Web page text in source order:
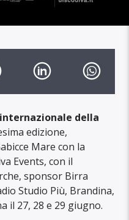
della
edizione,
Mare con la
Events, con il
sponsor Birra
Studio Più, Brandina,
il 27, 28 e 29 giugno.